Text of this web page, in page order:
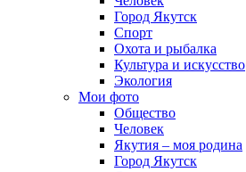
Город Якутск
Спорт
Охота и рыбалка
Культура и искусство
Экология
Мои фото
Общество
Человек
Якутия – моя родина
Город Якутск